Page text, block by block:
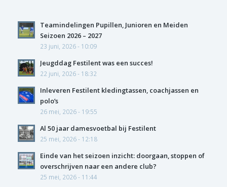
Teamindelingen Pupillen, Junioren en Meiden
Seizoen 2026 – 2027
23 juni, 2026 - 10:09
Jeugddag Festilent was een succes!
22 juni, 2026 - 18:32
Inleveren Festilent kledingtassen, coachjassen en
polo’s
26 mei, 2026 - 19:55
Al 50 jaar damesvoetbal bij Festilent
25 mei, 2026 - 12:18
Einde van het seizoen inzicht: doorgaan, stoppen of
overschrijven naar een andere club?
25 mei, 2026 - 11:44